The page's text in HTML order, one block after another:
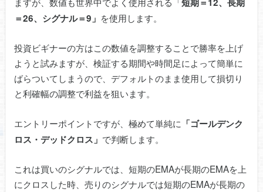
＝26、シグナル＝9」 を使用します。
投資ビギナーの方はこの数値を調整することで勝率を上げ
ようと試みますが、検証する期間や時間足によって簡単に
ばらついてしまうので、デフォルトのまま使用して損切り
と利確幅の調整で利益を狙います。
エントリーポイントですが、極めて単純に 「ゴールデンク
ロス・デッドクロス」 で判断します。
これは買いのシグナルでは、短期のEMAが長期のEMAを上
にクロスした時、売りのシグナルでは短期のEMAが長期の